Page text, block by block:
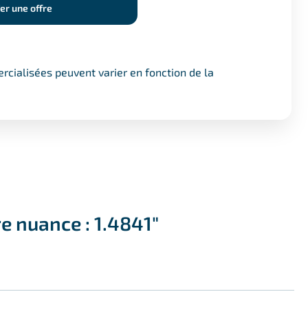
une offre
peuvent varier en fonction de la
nuance : 1.4841"